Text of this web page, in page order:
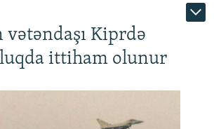
vətəndaşı Kiprdə
ittiham olunur